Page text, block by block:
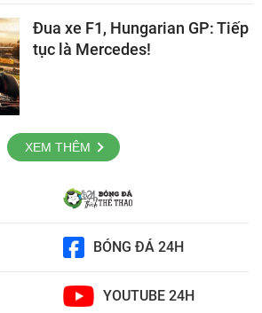
Đua xe F1, Hungarian GP: Tiếp
tục là Mercedes!
XEM THÊM
BÓNG ĐÁ 24H
YOUTUBE 24H